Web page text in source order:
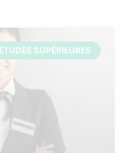
ÉTUDES SUPÉRIEURES